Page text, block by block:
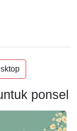
ponsel